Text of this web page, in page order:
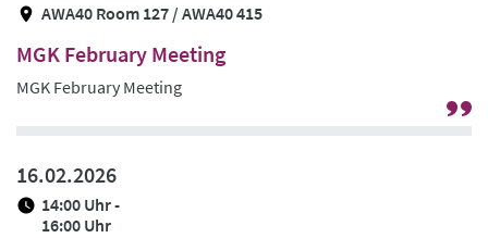
AWA40 Room 127 / AWA40 415
MGK February Meeting
MGK February Meeting
16.02.2026
14:00 Uhr -
16:00 Uhr